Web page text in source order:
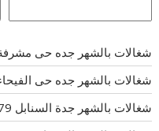
شغالات بالشهر جده حى مشرفة
شغالات بالشهر جده حى الفيحاء
شغالات بالشهر جدة السنابل 0571400979